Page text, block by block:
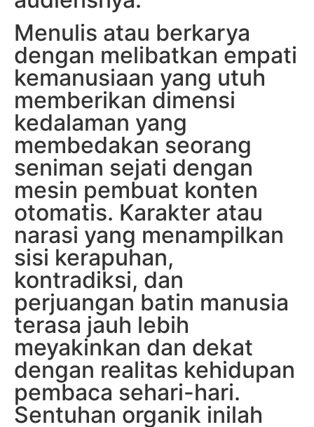
Menulis atau berkarya
dengan melibatkan empati
kemanusiaan yang utuh
memberikan dimensi
kedalaman yang
membedakan seorang
seniman sejati dengan
mesin pembuat konten
otomatis. Karakter atau
narasi yang menampilkan
sisi kerapuhan,
kontradiksi, dan
perjuangan batin manusia
terasa jauh lebih
meyakinkan dan dekat
dengan realitas kehidupan
pembaca sehari-hari.
Sentuhan organik inilah